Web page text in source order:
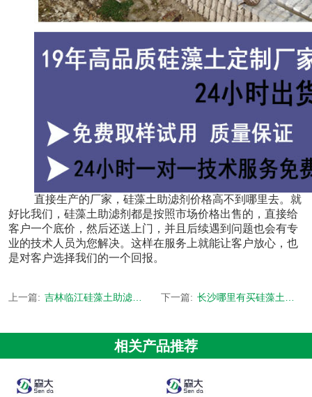
直接生产的厂家，硅藻土助滤剂价格高不到哪里去。就
好比我们，硅藻土助滤剂都是按照市场价格出售的，直接给
客户一个底价，然后还送上门，并且后续遇到问题也会有专
业的技术人员为您解决。这样在服务上就能让客户放心，也
是对客户选择我们的一个回报。
上一篇: 吉林临江硅藻土助滤剂多少钱-食品级环保无毒低铁产品-[森大硅藻土] 下一篇:
相关产品推荐